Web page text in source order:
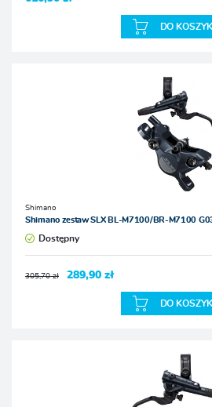
DO
Shimano
Shimano zestaw SLX BL-M7100/BR-M7100
Dostępny
305,70 zł 289,90 zł
DO